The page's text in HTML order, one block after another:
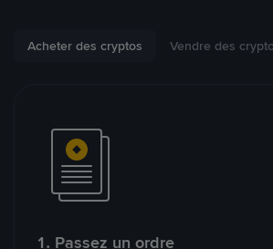
Acheter des cryptos Vendre des
1. Passez un ordre